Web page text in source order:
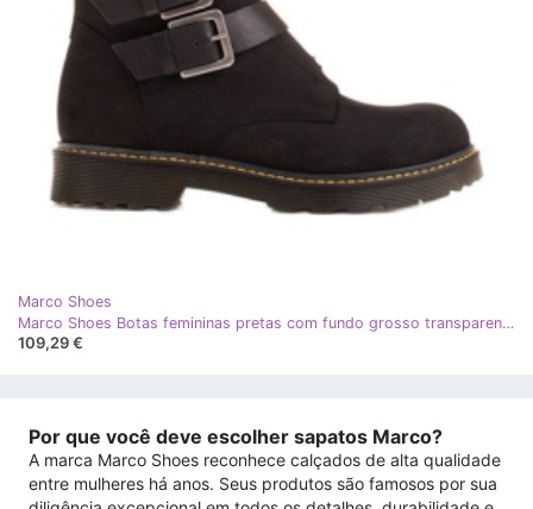
Marco Shoes
Marco Shoes Botas femininas pretas com fundo grosso transparente preto
109,29 €
Por que você deve escolher sapatos Marco?
A marca Marco Shoes reconhece calçados de alta qualidade
entre mulheres há anos. Seus produtos são famosos por sua